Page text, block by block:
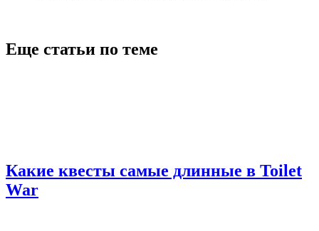
Еще статьи по теме
Какие квесты самые длинные в Toilet
War